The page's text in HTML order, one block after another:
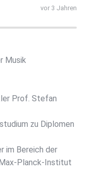
vor 3 Jahren
Musik
Prof. Stefan
zu Diplomen
im Bereich der
Planck-Institut